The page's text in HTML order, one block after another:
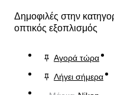
Δημοφιλές στην
οπτικός εξοπλισμός
Αγορά τώρα
Λήγει σήμερα